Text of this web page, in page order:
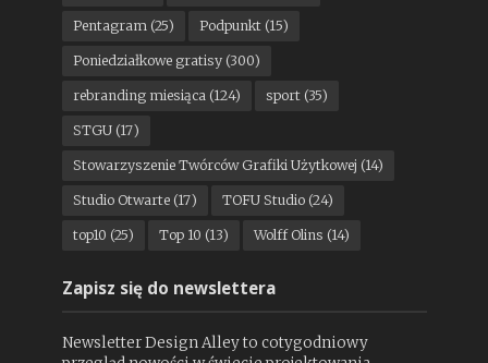
Pentagram (25) Podpunkt(15)
Poniedziałkowe gratisy(300)
rebranding miesiąca (124) sport(35)
STGU(17)
Stowarzyszenie Twórców Grafiki Użytkowej (14)
Studio Otwarte(17) TOFU Studio(24)
top10 (25) Top 10 (13) Wolff Olins (14)
Zapisz się do newslettera
Newsletter Design Alley to cotygodniowy